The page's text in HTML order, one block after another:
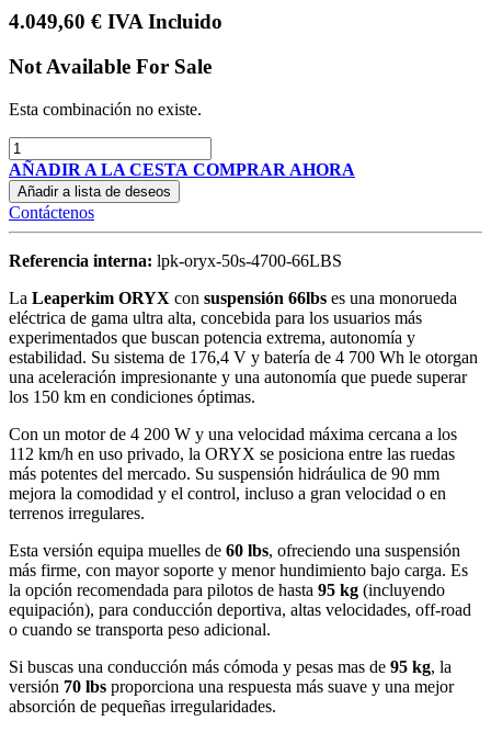
4.049,60 € IVA Incluido
Not Available For Sale
Esta combinación no existe.
AÑADIR A LA CESTA COMPRAR AHORA
Añadir a lista de deseos
Contáctenos
Referencia interna: lpk-oryx-50s-4700-66LBS
La Leaperkim ORYX con suspensión 66lbs es una monorueda
eléctrica de gama ultra alta, concebida para los usuarios más
experimentados que buscan potencia extrema, autonomía y
estabilidad. Su sistema de 176,4 V y batería de 4 700 Wh le otorgan
una aceleración impresionante y una autonomía que puede superar
los 150 km en condiciones óptimas.
Con un motor de 4 200 W y una velocidad máxima cercana a los
112 km/h en uso privado, la ORYX se posiciona entre las ruedas
más potentes del mercado. Su suspensión hidráulica de 90 mm
mejora la comodidad y el control, incluso a gran velocidad o en
terrenos irregulares.
Esta versión equipa muelles de 60 lbs, ofreciendo una suspensión
más firme, con mayor soporte y menor hundimiento bajo carga. Es
la opción recomendada para pilotos de hasta 95 kg (incluyendo
equipación), para conducción deportiva, altas velocidades, off-road
o cuando se transporta peso adicional.
Si buscas una conducción más cómoda y pesas mas de 95 kg, la
versión 70 lbs proporciona una respuesta más suave y una mejor
absorción de pequeñas irregularidades.